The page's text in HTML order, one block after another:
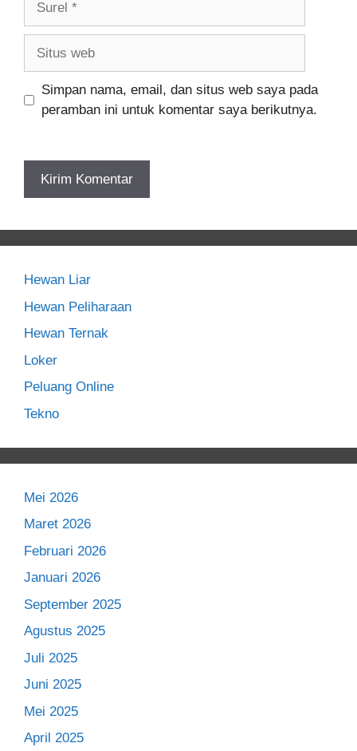
Simpan nama, email, dan situs web saya pada
peramban ini untuk komentar saya berikutnya.
Hewan Liar
Hewan Peliharaan
Hewan Ternak
Loker
Peluang Online
Tekno
Mei 2026
Maret 2026
Februari 2026
Januari 2026
September 2025
Agustus 2025
Juli 2025
Juni 2025
Mei 2025
April 2025